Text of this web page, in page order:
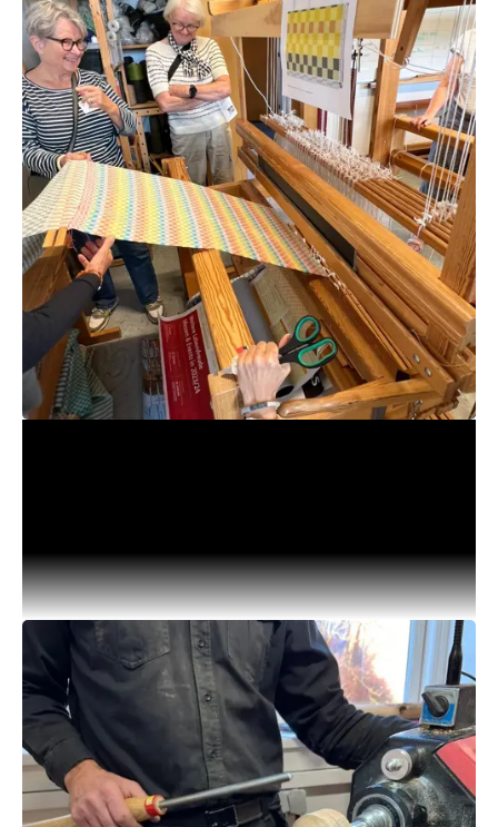
eller sætter prøvevævninger op.
Vi finder i fællesskab ud af, hvad vi vil væve, og
alle har mulighed for at være med på de projekter,
man har lyst og tid til. Vi er sammen om at skære
trend og bomme vævene, og vi væver på skift
efter en plan.
Derudover samles vi den første onsdag i
måneden til et fællesmøde, som der tages referat
af. Bordet rundt fortæller vi om hvilke projekter, vi